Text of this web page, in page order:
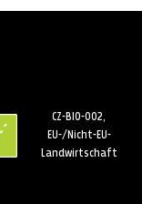
CZ-BIO-002,
EU-/Nicht-EU-
Landwirtschaft